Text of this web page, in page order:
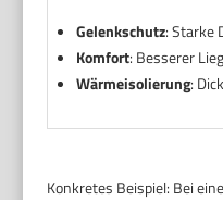
Gelenkschutz: Starke
Komfort: Besserer
Wärmeisolierung:
Konkretes Beispiel: Bei